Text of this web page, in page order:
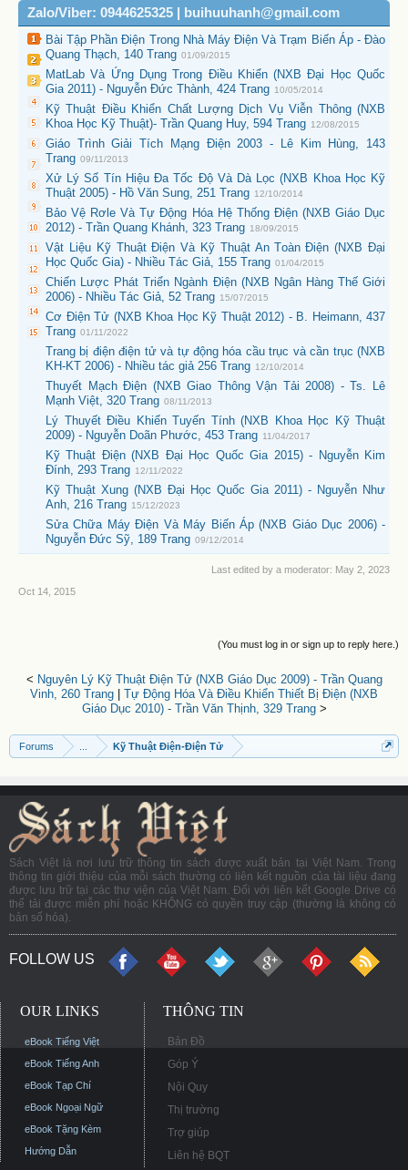
Zalo/Viber: 0944625325 | buihuuhanh@gmail.com
Bài Tập Phần Điện Trong Nhà Máy Điện Và Trạm Biến Áp - Đào
Quang Thạch, 140 Trang 01/09/2015
MatLab Và Ứng Dụng Trong Điều Khiển (NXB Đại Học Quốc
Gia 2011) - Nguyễn Đức Thành, 424 Trang 10/05/2014
Kỹ Thuật Điều Khiển Chất Lượng Dịch Vụ Viễn Thông (NXB
Khoa Học Kỹ Thuật)- Trần Quang Huy, 594 Trang 12/08/2015
Giáo Trình Giải Tích Mạng Điện 2003 - Lê Kim Hùng, 143
Trang 09/11/2013
Xử Lý Số Tín Hiệu Đa Tốc Độ Và Dà Lọc (NXB Khoa Học Kỹ
Thuật 2005) - Hồ Văn Sung, 251 Trang 12/10/2014
Bảo Vệ Rơle Và Tự Động Hóa Hệ Thống Điện (NXB Giáo Dục
2012) - Trần Quang Khánh, 323 Trang 18/09/2015
Vật Liệu Kỹ Thuật Điện Và Kỹ Thuật An Toàn Điện (NXB Đại
Học Quốc Gia) - Nhiều Tác Giả, 155 Trang 01/04/2015
Chiến Lược Phát Triển Ngành Điện (NXB Ngân Hàng Thế Giới
2006) - Nhiều Tác Giả, 52 Trang 15/07/2015
Cơ Điện Tử (NXB Khoa Học Kỹ Thuật 2012) - B. Heimann, 437
Trang 01/11/2022
Trang bị điện điện tử và tự động hóa cầu trục và cần trục (NXB
KH-KT 2006) - Nhiều tác giả 256 Trang 12/10/2014
Thuyết Mạch Điện (NXB Giao Thông Vận Tải 2008) - Ts. Lê
Mạnh Việt, 320 Trang 08/11/2013
Lý Thuyết Điều Khiển Tuyến Tính (NXB Khoa Học Kỹ Thuật
2009) - Nguyễn Doãn Phước, 453 Trang 11/04/2017
Kỹ Thuật Điện (NXB Đại Học Quốc Gia 2015) - Nguyễn Kim
Đính, 293 Trang 12/11/2022
Kỹ Thuật Xung (NXB Đại Học Quốc Gia 2011) - Nguyễn Như
Anh, 216 Trang 15/12/2023
Sửa Chữa Máy Điện Và Máy Biến Áp (NXB Giáo Dục 2006) -
Nguyễn Đức Sỹ, 189 Trang 09/12/2014
Last edited by a moderator: May 2, 2023
Oct 14, 2015
(You must log in or sign up to reply here.)
< Nguyên Lý Kỹ Thuật Điện Tử (NXB Giáo Dục 2009) - Trần Quang
Vinh, 260 Trang
Tự Động Hóa Và Điều Khiển Thiết Bị Điện (NXB
Giáo Dục 2010) - Trần Văn Thịnh, 329 Trang>
Forums Kỹ Thuật Điện-Điện Tử
Sách Việt là nơi lưu trữ thông tin sách được xuất bản tại Việt Nam. Trong
thông tin giới thiệu của mỗi sách thường có liên kết nguồn của tài liệu đang
được lưu trữ tại các thư viện của Việt Nam. Đối với liên kết Google Drive có
thể tải được miễn phí hoặc KHÔNG có quyền truy cập (thường là không có
bản số hóa).
FOLLOW US
OUR LINKS
eBook Tiếng Việt
eBook Tiếng Anh
eBook Tạp Chí
eBook Ngoại Ngữ
eBook Tặng Kèm
Hướng Dẫn
THÔNG TIN
Bản Đồ
Góp Ý
Nội Quy
Thị trường
Trợ giúp
Liên hệ BQT